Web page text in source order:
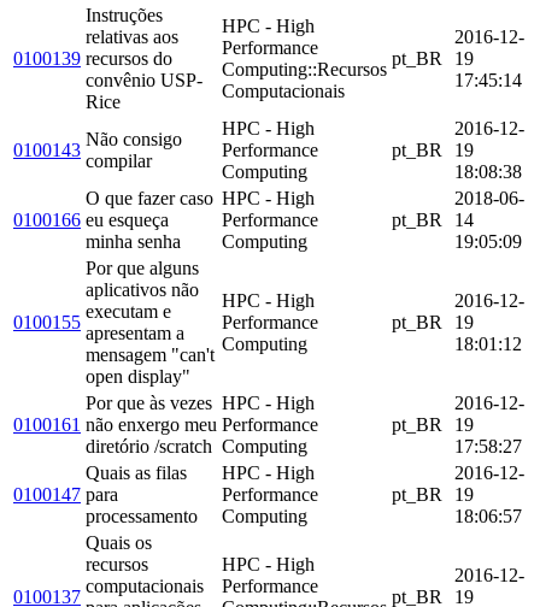
0100139
Instruções
relativas aos
recursos do
convênio USP-
Rice
HPC - High
Performance
Computing::Recursos
Computacionais
pt_BR
2016-12-
19
17:45:14
0100143
Não consigo
compilar
HPC - High
Performance
Computing
pt_BR
2016-12-
19
18:08:38
0100166
O que fazer caso
eu esqueça
minha senha
HPC - High
Performance
Computing
pt_BR
2018-06-
14
19:05:09
0100155
Por que alguns
aplicativos não
executam e
apresentam a
mensagem "can't
open display"
HPC - High
Performance
Computing
pt_BR
2016-12-
19
18:01:12
0100161
Por que às vezes
não enxergo meu
diretório /scratch
HPC - High
Performance
Computing
pt_BR
2016-12-
19
17:58:27
0100147
Quais as filas
para
processamento
HPC - High
Performance
Computing
pt_BR
2016-12-
19
18:06:57
0100137
Quais os
recursos
computacionais
HPC - High
Performance
pt_BR
2016-12-
19